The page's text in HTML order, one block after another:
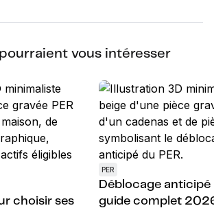
vous intéresser
choisir ses
PER
Déblocage anticipé
guide complet